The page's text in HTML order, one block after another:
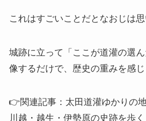
これはすごいことだとなおじは思
城跡に立って「ここが道灌の選
像するだけで、歴史の重みを感じ
👉関連記事：太田道灌ゆかりの
川越・越生・伊勢原の史跡を歩